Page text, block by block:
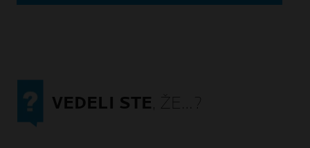
VEDELI STE, ŽE…?